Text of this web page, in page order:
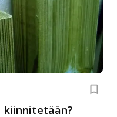
kiinnitetään?